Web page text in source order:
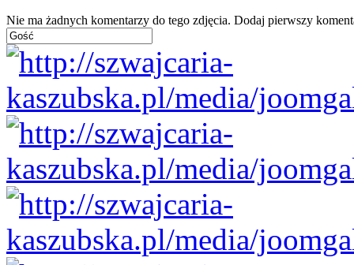
Nie ma żadnych komentarzy do tego zdjęcia. Dodaj pierwszy